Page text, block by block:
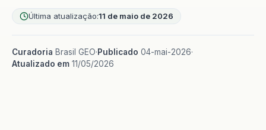
Última atualização:11 de maio de 2026
Curadoria Brasil GEO·Publicado 04-mai-2026·
Atualizado em 11/05/2026